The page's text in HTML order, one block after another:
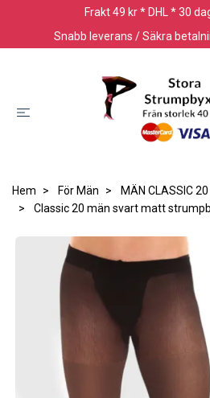
Frakt 49 kr * DHL * 30
Snabb leverans / Säkra
Hem För Män
MÄN CLASSIC 20
Classic 20 män svart matt